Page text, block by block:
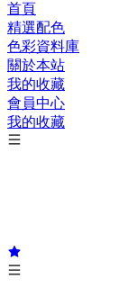
首頁
精選配色
色彩資料庫
關於本站
我的收藏
會員中心
我的收藏